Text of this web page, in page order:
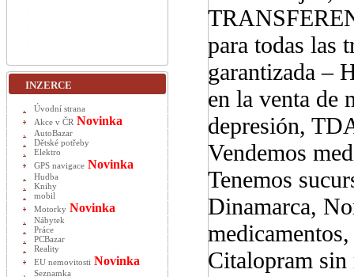
para todas las
garantizada –
en la venta de
depresión,
Vendemos
Tenemos
Dinamarca,
Citalopram sin
INZERCE
Úvodní strana
Akce v ČR Novinka
AutoBazar
Dětské potřeby
Elektro
GPS navigace Novinka
Hudba
Knihy
mobil
Motorky Novinka
Nábytek
Práce
PCBazar
Reality
EU nemovitosti Novinka
Seznamka